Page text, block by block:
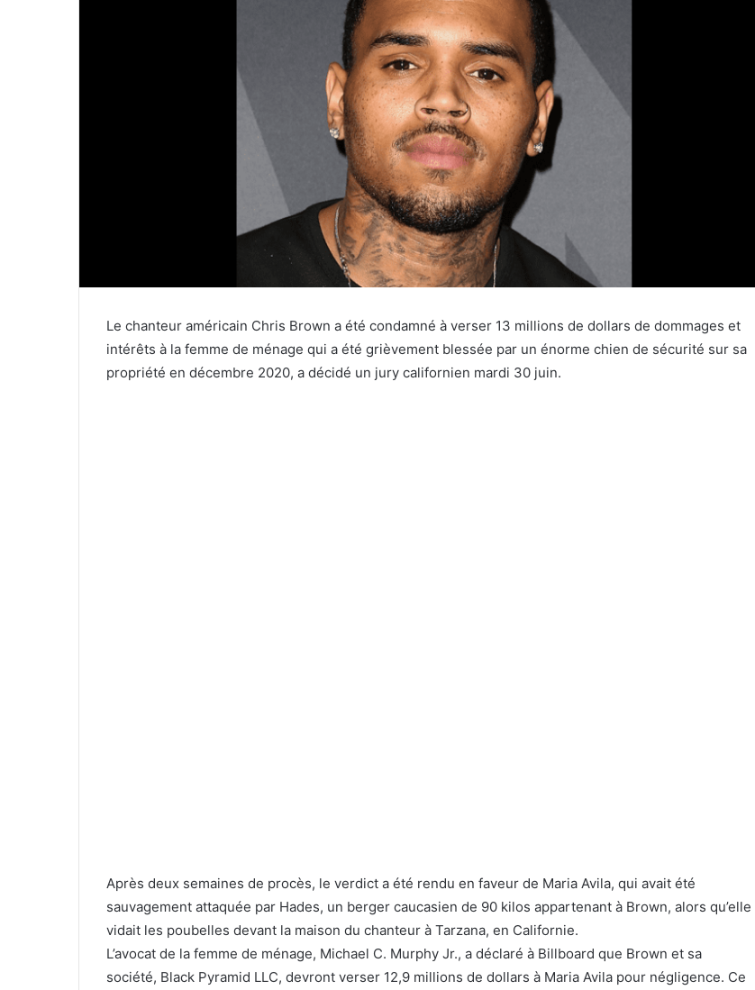
Le chanteur américain Chris Brown a été condamné à verser 13 millions de dollars de dommages et
intérêts à la femme de ménage qui a été grièvement blessée par un énorme chien de sécurité sur sa
propriété en décembre 2020, a décidé un jury californien mardi 30 juin.
Après deux semaines de procès, le verdict a été rendu en faveur de Maria Avila, qui avait été
sauvagement attaquée par Hades, un berger caucasien de 90 kilos appartenant à Brown, alors qu’elle
vidait les poubelles devant la maison du chanteur à Tarzana, en Californie.
L’avocat de la femme de ménage, Michael C. Murphy Jr., a déclaré à Billboard que Brown et sa
société, Black Pyramid LLC, devront verser 12,9 millions de dollars à Maria Avila pour négligence. Ce